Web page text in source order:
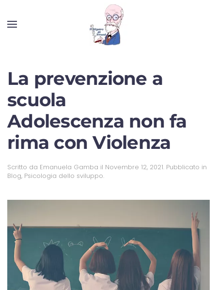
La prevenzione a
scuola
Adolescenza non fa
rima con Violenza
Scritto da Emanuela Gamba il Novembre 12, 2021. Pubblicato in
Blog, Psicologia dello sviluppo.